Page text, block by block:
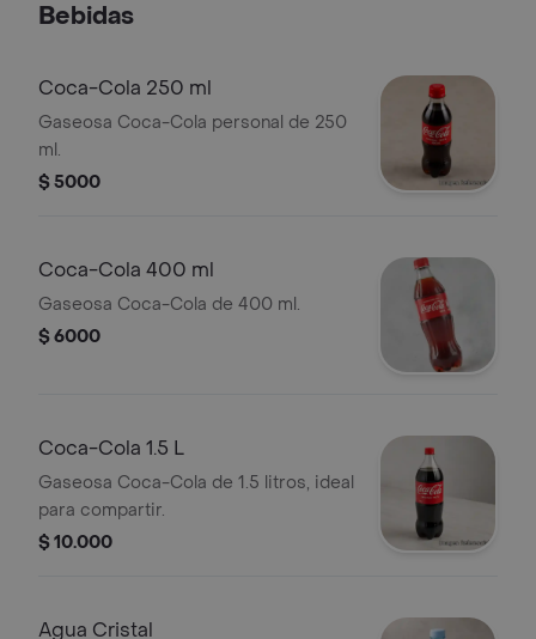
Bebidas
Coca-Cola 250 ml
Gaseosa Coca-Cola personal de 250
ml.
$ 5000
Coca-Cola 400 ml
Gaseosa Coca-Cola de 400 ml.
$ 6000
Coca-Cola 1.5 L
Gaseosa Coca-Cola de 1.5 litros, ideal
para compartir.
$ 10.000
Agua Cristal